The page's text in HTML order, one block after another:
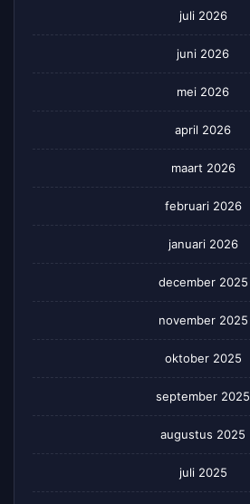
juli 2026
juni 2026
mei 2026
april 2026
maart 2026
februari 2026
januari 2026
december 2025
november 2025
oktober 2025
september 2025
augustus 2025
juli 2025